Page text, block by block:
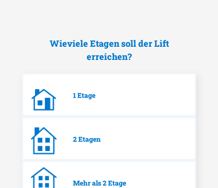
Wieviele Etagen soll der Lift
erreichen?
1 Etage
2 Etagen
Mehr als 2 Etage